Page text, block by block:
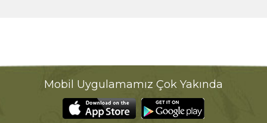
Mobil Uygulamamız Çok Yakında